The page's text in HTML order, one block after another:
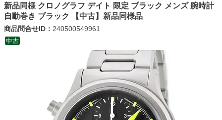
新品同様 クロノグラフ デイト 限定 ブラック メンズ 腕時計
自動巻き ブラック 【中古】新品同様品
商品問合せID： 240500549961
中古